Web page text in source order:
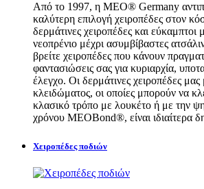
Από το 1997, η MEO® Germany
καλύτερη επιλογή χειροπέδες στον
δερμάτινες χειροπέδες και
νεοπρένιο μέχρι ασυμβίβαστες
βρείτε χειροπέδες που κάνουν
φαντασιώσεις σας για κυριαρχία,
έλεγχο. Οι δερμάτινες χειροπέδες
κλειδώματος, οι οποίες μπορούν να
κλασικό τρόπο με λουκέτο ή με την
χρόνου MEOBond®, είναι ιδιαίτερα
Χειροπέδες ποδιών